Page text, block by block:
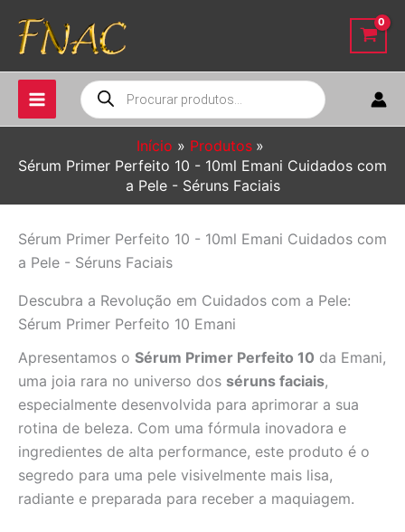
para
conteúdo
Pesquisar
produtos
Início
Produtos
Sérum Primer Perfeito 10 - 10ml Emani Cuidados com
a Pele - Séruns Faciais
Sérum Primer Perfeito 10 - 10ml Emani Cuidados com
a Pele - Séruns Faciais
Descubra a Revolução em Cuidados com a Pele:
Sérum Primer Perfeito 10 Emani
Apresentamos o Sérum Primer Perfeito 10 da Emani,
uma joia rara no universo dos séruns faciais,
especialmente desenvolvida para aprimorar a sua
rotina de beleza. Com uma fórmula inovadora e
ingredientes de alta performance, este produto é o
segredo para uma pele visivelmente mais lisa,
radiante e preparada para receber a maquiagem.